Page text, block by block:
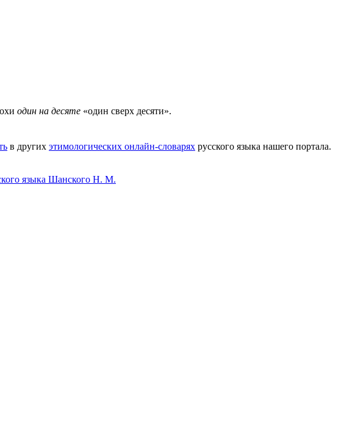
один на десяте «один сверх десяти».
в других этимологических онлайн-словарях русского языка нашего портала.
языка Шанского Н. М.